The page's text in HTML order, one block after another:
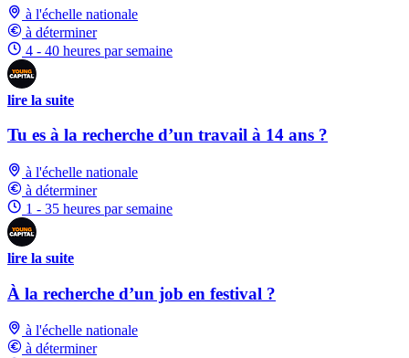
à l'échelle nationale
à déterminer
4 - 40 heures par semaine
lire la suite
Tu es à la recherche d’un travail à 14 ans ?
à l'échelle nationale
à déterminer
1 - 35 heures par semaine
lire la suite
À la recherche d’un job en festival ?
à l'échelle nationale
à déterminer